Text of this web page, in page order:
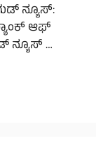
ನ್ಯೂಸ್:
ಆಫ್
ನ್ಯೂಸ್ …